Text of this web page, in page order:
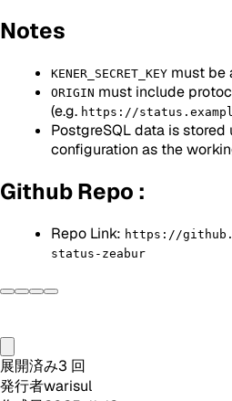
Notes
KENER_SECRET_KEY must be
ORIGIN must include
(e.g. https://
PostgreSQL data is stored
configuration as the
Github Repo :
Repo Link: https://
status-zeabur
展開済み3 回
発行者warisul